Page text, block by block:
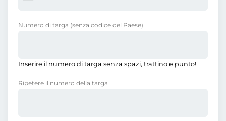
Numero di targa (senza codice del Paese)
Inserire il numero di targa senza spazi, trattino e punto!
Ripetere il numero della targa